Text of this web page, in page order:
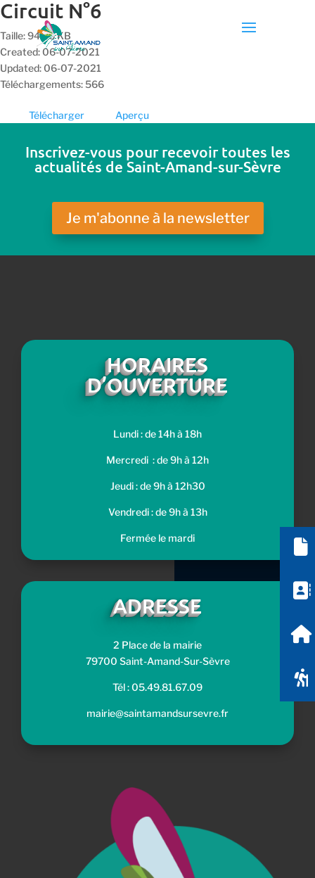
Circuit N°6
Taille: 94.86 KB
Created: 06-07-2021
Updated: 06-07-2021
Téléchargements: 566
Télécharger Aperçu
Inscrivez-vous pour recevoir toutes les
actualités de Saint-Amand-sur-Sèvre
Je m'abonne à la newsletter
HORAIRES
D’OUVERTURE
Lundi : de 14h à 18h
Mercredi : de 9h à 12h
Jeudi : de 9h à 12h30
Vendredi : de 9h à 13h
Fermée le mardi
ADRESSE
2 Place de la mairie
79700 Saint-Amand-Sur-Sèvre
Tél : 05.49.81.67.09
mairie@saintamandsursevre.fr
Location de salles